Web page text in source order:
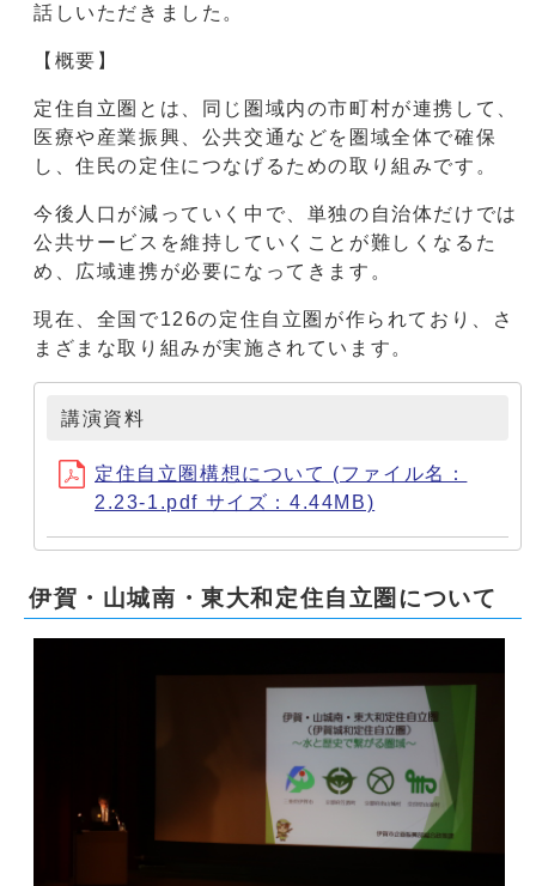
話しいただきました。
【概要】
定住自立圏とは、同じ圏域内の市町村が連携して、
医療や産業振興、公共交通などを圏域全体で確保
し、住民の定住につなげるための取り組みです。
今後人口が減っていく中で、単独の自治体だけでは
公共サービスを維持していくことが難しくなるた
め、広域連携が必要になってきます。
現在、全国で126の定住自立圏が作られており、さ
まざまな取り組みが実施されています。
講演資料
定住自立圏構想について (ファイル名：
2.23-1.pdf サイズ：4.44MB)
伊賀・山城南・東大和定住自立圏について